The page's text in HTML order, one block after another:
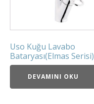
Uso Kuğu Lavabo
Bataryası(Elmas Serisi)
DEVAMINI OKU